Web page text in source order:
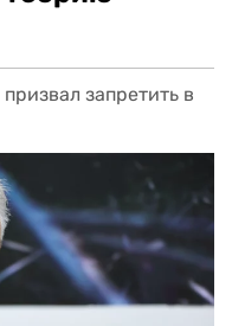
запретить в